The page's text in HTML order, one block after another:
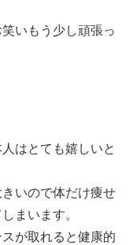
いもう少し頑張っ
はとても嬉しいと
いので体だけ痩せ
まいます。
が取れると健康的